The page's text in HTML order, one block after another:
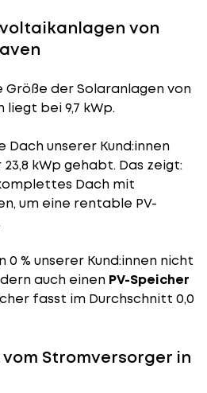
von
Größe der Solaranlagenvon
bei 9,7 kWp.
unserer Kund:innen
kWp gehabt. Das zeigt:
Dach mit
um eine rentable PV-
0 % unserer Kund:innen nicht
auch einen PV-Speicher
fasst im Durchschnitt 0,0
Stromversorger in